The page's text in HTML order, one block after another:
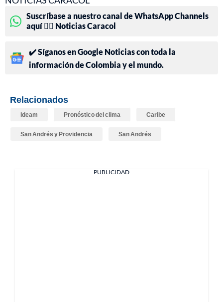
Suscríbase a nuestro canal de WhatsApp Channels
aquí 👉🏻 Noticias Caracol
✔️ Síganos en Google Noticias con toda la
información de Colombia y el mundo.
Relacionados
Ideam Pronóstico del clima Caribe
San Andrés y Providencia San Andrés
PUBLICIDAD